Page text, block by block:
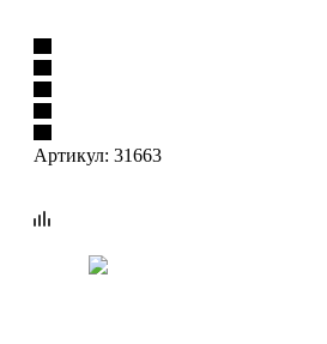
Артикул: 31663